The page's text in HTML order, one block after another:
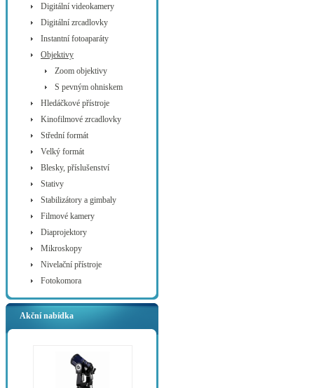
Digitální videokamery
Digitální zrcadlovky
Instantní fotoaparáty
Objektivy
Zoom objektivy
S pevným ohniskem
Hledáčkové přístroje
Kinofilmové zrcadlovky
Střední formát
Velký formát
Blesky, příslušenství
Stativy
Stabilizátory a gimbaly
Filmové kamery
Diaprojektory
Mikroskopy
Nivelační přístroje
Fotokomora
Akční nabídka